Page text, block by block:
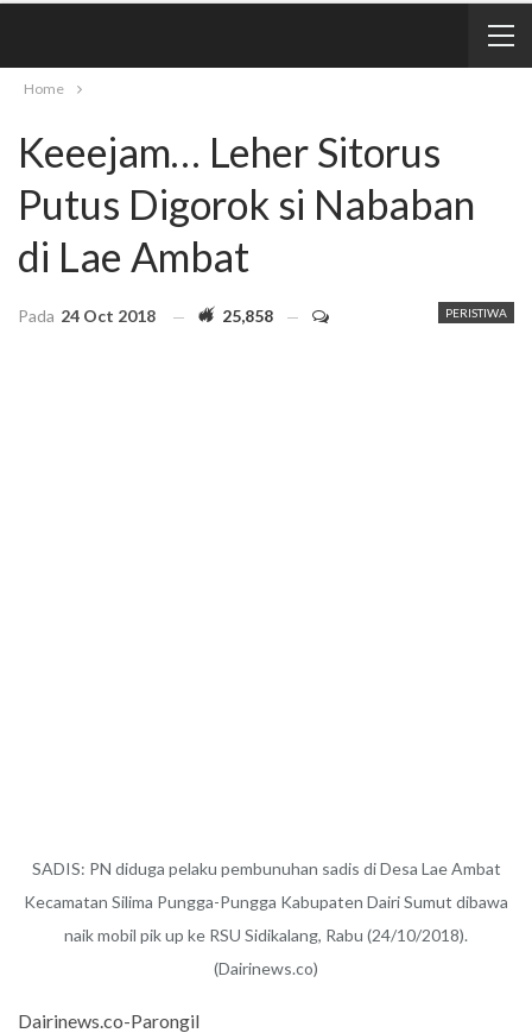
Home
Keeejam… Leher Sitorus
Putus Digorok si Nababan
di Lae Ambat
PERISTIWA
Pada 24 Oct 2018 25,858
SADIS: PN diduga pelaku pembunuhan sadis di Desa Lae Ambat
Kecamatan Silima Pungga-Pungga Kabupaten Dairi Sumut dibawa
naik mobil pik up ke RSU Sidikalang, Rabu (24/10/2018).
(Dairinews.co)
Dairinews.co-Parongil